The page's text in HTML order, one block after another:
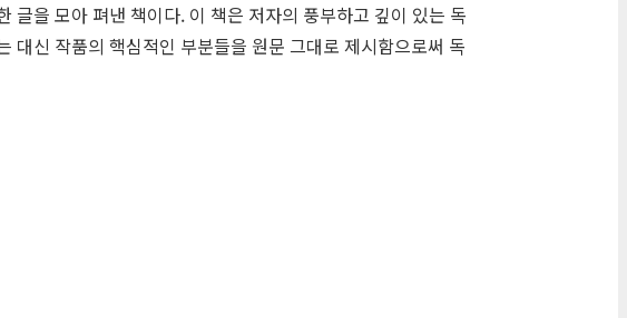
글을 모아 펴낸 책이다. 이 책은 저자의 풍부하고 깊이 있는 독
대신 작품의 핵심적인 부분들을 원문 그대로 제시함으로써 독